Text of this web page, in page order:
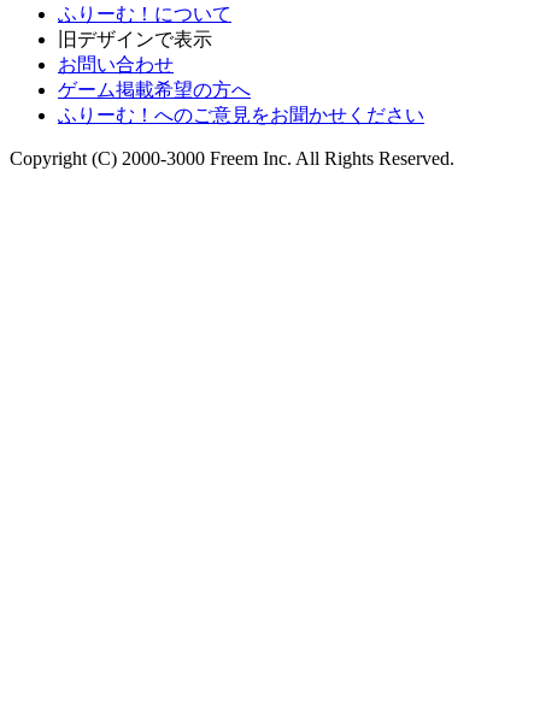
ふりーむ！について
旧デザインで表示
お問い合わせ
ゲーム掲載希望の方へ
ふりーむ！へのご意見をお聞かせください
Copyright (C) 2000-3000 Freem Inc. All Rights Reserved.